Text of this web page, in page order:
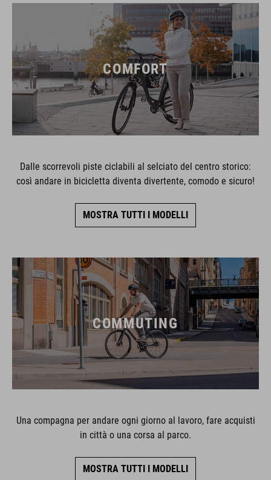
COMFORT
Dalle scorrevoli piste ciclabili al selciato del centro storico:
così andare in bicicletta diventa divertente, comodo e sicuro!
MOSTRA TUTTI I MODELLI
COMMUTING
Una compagna per andare ogni giorno al lavoro, fare acquisti
in città o una corsa al parco.
MOSTRA TUTTI I MODELLI